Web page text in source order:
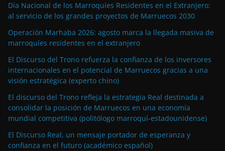
Día Nacional de los Marroquíes Residentes en el Extranjero:
al servicio de los grandes proyectos de Marruecos 2030
Operación Marhaba 2026: agosto marca la llegada masiva de
marroquíes residentes en el extranjero
El Discurso del Trono refuerza la confianza de los inversores
internacionales en el potencial de Marruecos gracias a una
visión estratégica (experto chino)
El discurso del Trono refleja la estrategia Real destinada a
consolidar la posición de Marruecos en una economía
mundial competitiva (politólogo marroquí-estadounidense)
El Discurso Real, un mensaje portador de esperanza y
confianza en el futuro (académico español)